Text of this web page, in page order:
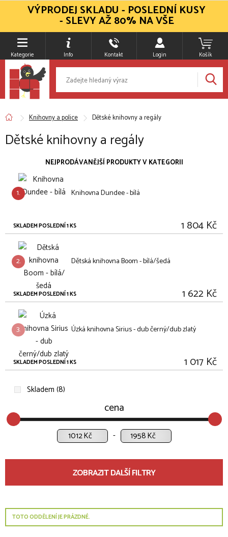
Kategorie Info Kontakt Login Košík
Knihovny a police Dětské knihovny a regály
Dětské knihovny a regály
NEJPRODÁVANĚJŠÍ PRODUKTY V KATEGORII
1. Knihovna Dundee - bílá
SKLADEM POSLEDNÍ 1 KS 1 804 Kč
2. Dětská knihovna Boom - bílá/šedá
SKLADEM POSLEDNÍ 1 KS 1 622 Kč
3. Úzká knihovna Sirius - dub černý/dub zlatý
SKLADEM POSLEDNÍ 1 KS 1 017 Kč
Skladem (8)
cena
Kč Kč
ZOBRAZIT DALŠÍ FILTRY
TOTO ODDĚLENÍ JE PRÁZDNÉ.
VÝPRODEJ SKLADU - POSLEDNÍ KUSY
- SLEVY AŽ 80% NA VŠE